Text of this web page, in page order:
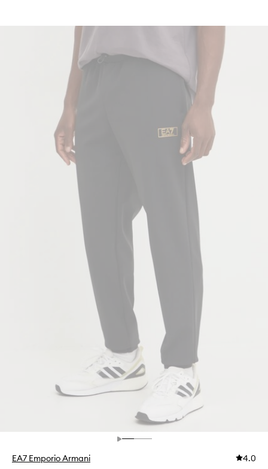
EA7 Emporio Armani 4.0